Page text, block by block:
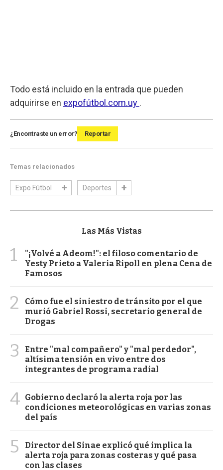
Todo está incluido en la entrada que pueden
adquirirse en expofútbol.com.uy .
¿Encontraste un error? Reportar
Temas relacionados
Expo Fútbol Deportes
Las Más Vistas
1
"¡Volvé a Adeom!": el filoso comentario de
Yesty Prieto a Valeria Ripoll en plena Cena de
Famosos
2
Cómo fue el siniestro de tránsito por el que
murió Gabriel Rossi, secretario general de
Drogas
3
Entre "mal compañero" y "mal perdedor",
altísima tensión en vivo entre dos
integrantes de programa radial
4 Gobierno declaró la alerta roja por las
condiciones meteorológicas en varias zonas
del país
5
Director del Sinae explicó qué implica la
alerta roja para zonas costeras y qué pasa
con las clases